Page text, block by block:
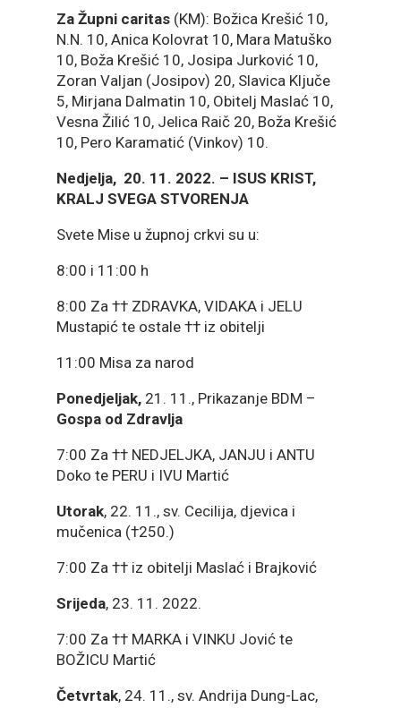
Za Župni caritas(KM): Božica Krešić 10,
N.N. 10, Anica Kolovrat 10, Mara Matuško
10, Boža Krešić 10, Josipa Jurković 10,
Zoran Valjan (Josipov) 20, Slavica Ključe
5, Mirjana Dalmatin 10, Obitelj Maslać 10,
Vesna Žilić 10, Jelica Raič 20, Boža Krešić
10, Pero Karamatić (Vinkov) 10.
Nedjelja, 20. 11. 2022. – ISUS KRIST,
KRALJ SVEGA STVORENJA
Svete Mise u župnoj crkvi su u:
8:00 i 11:00 h
8:00 Za †† ZDRAVKA, VIDAKA i JELU
Mustapić te ostale †† iz obitelji
11:00 Misa za narod
Ponedjeljak, 21. 11., Prikazanje BDM –
Gospa od Zdravlja
7:00 Za †† NEDJELJKA, JANJU i ANTU
Doko te PERU i IVU Martić
Utorak, 22. 11., sv. Cecilija, djevica i
mučenica (†250.)
7:00 Za †† iz obitelji Maslać i Brajković
Srijeda, 23. 11. 2022.
7:00 Za †† MARKA i VINKU Jović te
BOŽICU Martić
Četvrtak, 24. 11., sv. Andrija Dung-Lac,